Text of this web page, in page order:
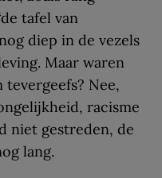
tafel van
diep in de vezels
Maar waren
tevergeefs? Nee,
racisme
niet gestreden, de
lang.